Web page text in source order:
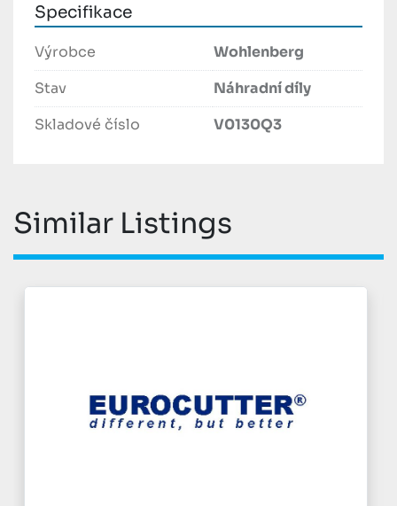
Specifikace
Výrobce
Wohlenberg
Stav
Náhradní díly
Skladové číslo
V0130Q3
Similar Listings